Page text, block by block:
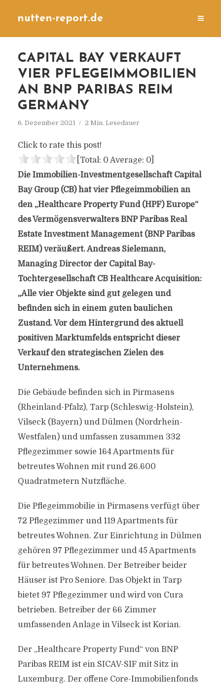
nutten-report.de
CAPITAL BAY VERKAUFT
VIER PFLEGEIMMOBILIEN
AN BNP PARIBAS REIM
GERMANY
6. Dezember 2021 2 Min. Lesedauer
Click to rate this post!
[Total: 0 Average: 0]
Die Immobilien-Investmentgesellschaft Capital
Bay Group (CB) hat vier Pflegeimmobilien an
den „Healthcare Property Fund (HPF) Europe“
des Vermögensverwalters BNP Paribas Real
Estate Investment Management (BNP Paribas
REIM) veräußert. Andreas Sielemann,
Managing Director der Capital Bay-
Tochtergesellschaft CB Healthcare Acquisition:
„Alle vier Objekte sind gut gelegen und
befinden sich in einem guten baulichen
Zustand. Vor dem Hintergrund des aktuell
positiven Marktumfelds entspricht dieser
Verkauf den strategischen Zielen des
Unternehmens.
Die Gebäude befinden sich in Pirmasens
(Rheinland-Pfalz), Tarp (Schleswig-Holstein),
Vilseck (Bayern) und Dülmen (Nordrhein-
Westfalen) und umfassen zusammen 332
Pflegezimmer sowie 164 Apartments für
betreutes Wohnen mit rund 26.600
Quadratmetern Nutzfläche.
Die Pflegeimmobilie in Pirmasens verfügt über
72 Pflegezimmer und 119 Apartments für
betreutes Wohnen. Zur Einrichtung in Dülmen
gehören 97 Pflegezimmer und 45 Apartments
für betreutes Wohnen. Der Betreiber beider
Häuser ist Pro Seniore. Das Objekt in Tarp
bietet 97 Pflegezimmer und wird von Cura
betrieben. Betreiber der 66 Zimmer
umfassenden Anlage in Vilseck ist Korian.
Der „Healthcare Property Fund“ von BNP
Paribas REIM ist ein SICAV-SIF mit Sitz in
Luxemburg. Der offene Core-Immobilienfonds